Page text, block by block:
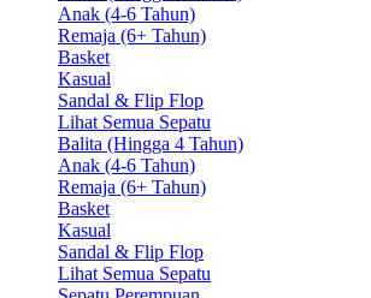
Anak (4-6 Tahun)
Remaja (6+ Tahun)
Basket
Kasual
Sandal & Flip Flop
Lihat Semua Sepatu
Balita (Hingga 4 Tahun)
Anak (4-6 Tahun)
Remaja (6+ Tahun)
Basket
Kasual
Sandal & Flip Flop
Lihat Semua Sepatu